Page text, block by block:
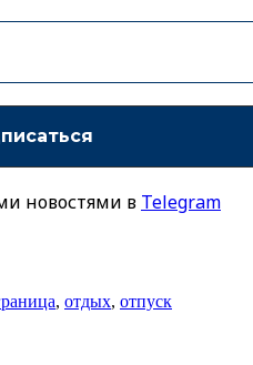
новостями в Telegram
, отдых, отпуск